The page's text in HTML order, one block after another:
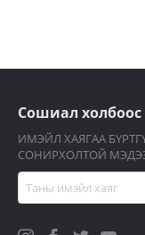
Сошиал холбоос
ИМЭЙЛ ХАЯГАА
СОНИРХОЛТОЙ